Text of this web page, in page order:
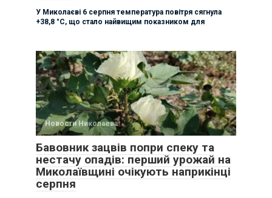
У Миколаєві 6 серпня температура повітря сягнула
+38,8 °C, що стало найвищим показником для
Новости Николаева
Бавовник зацвів попри спеку та
нестачу опадів: перший урожай на
Миколаївщині очікують наприкінці
серпня